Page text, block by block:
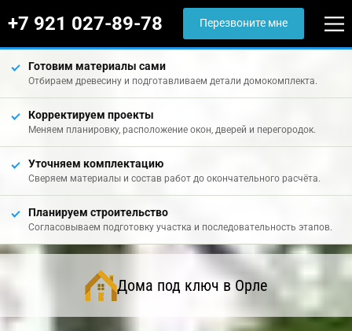
+7 921 027-89-78 Перезвоните мне
Готовим материалы сами
Отбираем древесину и подготавливаем детали домокомплекта.
Корректируем проекты
Меняем планировку, расположение окон, дверей и перегородок.
Уточняем комплектацию
Сверяем материалы и состав работ до окончательного расчёта.
Планируем строительство
Согласовываем подготовку участка и последовательность этапов.
Дома под ключ в Орле